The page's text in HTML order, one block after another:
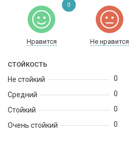
Нравится Не нравится
0
СТОЙКОСТЬ
Не стойкий
Средний
Стойкий
Очень стойкий
0
0
0
0